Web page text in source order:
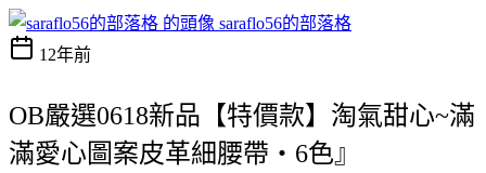
saraflo56的部落格
12年前
OB嚴選0618新品【特價款】淘氣甜心~滿
滿愛心圖案皮革細腰帶‧6色』